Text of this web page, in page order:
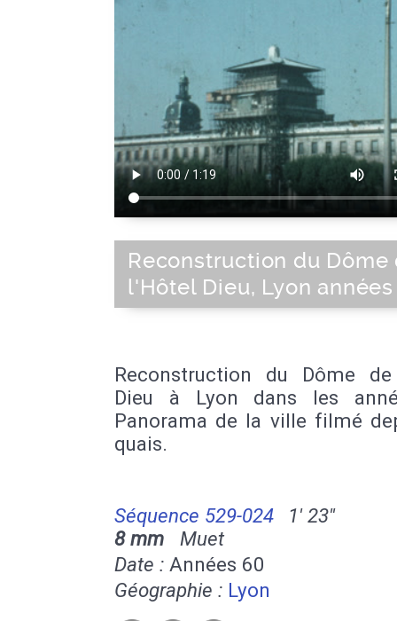
Reconstruction du Dôme
l'Hôtel Dieu, Lyon
Reconstruction du Dôme
Dieu à Lyon dans les
Panorama de la ville filmé
quais.
Séquence 529-024
1' 23''
8 mm Muet
Date : Années 60
Géographie : Lyon